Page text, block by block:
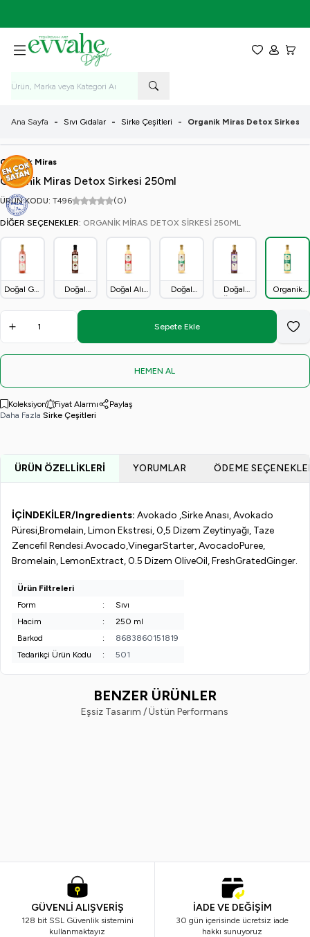
Favorilerim
Hesabım
Ana Sayfa - Sıvı Gıdalar - Sirke Çeşitleri - Organik Miras Detox Sirkesi
Organik Miras
Organik Miras Detox Sirkesi 250ml
ÜRÜN KODU: T496 (0)
DIĞER SEÇENEKLER: ORGANIK MIRAS DETOX SIRKESI 250ML
Doğal Gül
(250 ml)
Doğal
Sirkesi
Doğal Alıç
(250 ml)
Doğal
Sirkesi
(250 ml)
Doğal
Sirkesi
Organik
Miras
Sirkesi
250ml
Sepete Ekle
HEMEN AL
Koleksiyon Fiyat Alarmı
Paylaş
Daha Fazla Sirke Çeşitleri
ÜRÜN ÖZELLIKLERI YORUMLAR ÖDEME
İÇİNDEKİLER/Ingredients: Avokado ,SirkeAnası,Avokado
Püresi,Bromelain,Limon Ekstresi, 0,5 Dizem Zeytinyağı, Taze
Zencefil Rendesi.Avocado,VinegarStarter,AvocadoPuree,
Bromelain,LemonExtract, 0.5 Dizem OliveOil,FreshGratedGinger.
Ürün Filtreleri
Form
:
Sıvı
Hacim
:
250 ml
Barkod
:
8683860151819
Tedarikçi Ürün Kodu
: 501
BENZER ÜRÜNLER
Eşsiz Tasarım / Üstün Performans
GÜVENLİ ALIŞVERİŞ
128 bit SSL Güvenlik sistemini
kullanmaktayız
İADE VE DEĞİŞİM
30 gün içerisinde ücretsiz iade
hakkı sunuyoruz